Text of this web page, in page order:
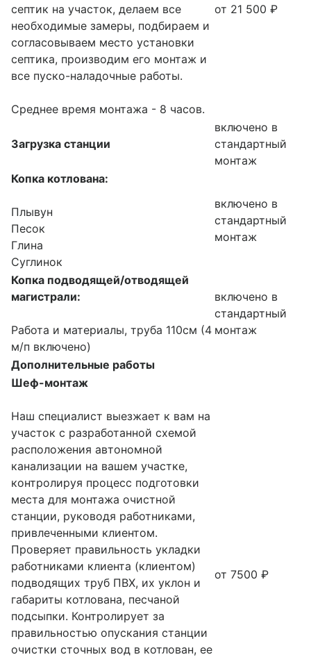
септик на участок, делаем все
необходимые замеры, подбираем и
согласовываем место установки
септика, производим его монтаж и
все пуско-наладочные работы.
Среднее время монтажа - 8 часов.
от 21 500 ₽
Загрузка станции
включено в
стандартный
монтаж
Копка котлована:
Плывун
Песок
Глина
Суглинок
включено в
стандартный
монтаж
Копка подводящей/отводящей
магистрали:
Работа и материалы, труба 110см (4
м/п включено)
включено в
стандартный
монтаж
Дополнительные работы
Шеф-монтаж
Наш специалист выезжает к вам на
участок с разработанной схемой
расположения автономной
канализации на вашем участке,
контролируя процесс подготовки
места для монтажа очистной
станции, руководя работниками,
привлеченными клиентом.
Проверяет правильность укладки
работниками клиента (клиентом)
подводящих труб ПВХ, их уклон и
габариты котлована, песчаной
подсыпки. Контролирует за
правильностью опускания станции
очистки сточных вод в котлован, ее
от 7500 ₽